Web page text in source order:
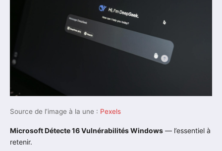
Source de l’image à la une : Pexels
Microsoft Détecte 16 Vulnérabilités Windows — l’essentiel à
retenir.